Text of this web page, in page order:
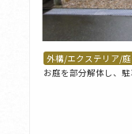
外構/エクステリア/庭
お庭を部分解体し、駐